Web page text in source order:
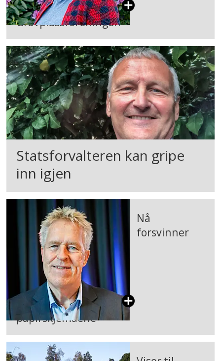
Gravplassforeningen
Statsforvalteren kan gripe
inn igjen
Nå
forsvinner
papirskjemaene